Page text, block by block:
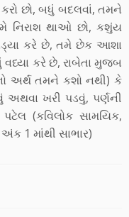
છો, બધું બદલવાં, તમને
થાઓ છો, કશુંય
કરે છે, તમે છેક આશા
વધ્યા કરે છે, રાબેતા મુજબ
અર્થ તમને કશો નથી) કે
ખરી પડવું, પર્ણની
(કવિલોક સામયિક,
1 માંથી સાભાર)